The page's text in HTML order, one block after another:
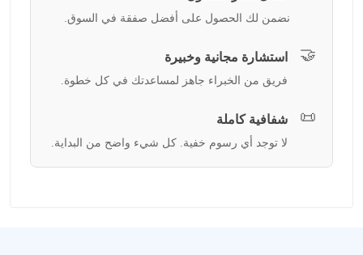
نضمن لك الحصول على أفضل صفقة في السوق.
🤝 استشارة مجانية وخبيرة
فريق من الخبراء جاهز لمساعدتك في كل خطوة.
📜 شفافية كاملة
لا توجد أي رسوم خفية. كل شيء واضح من البداية.